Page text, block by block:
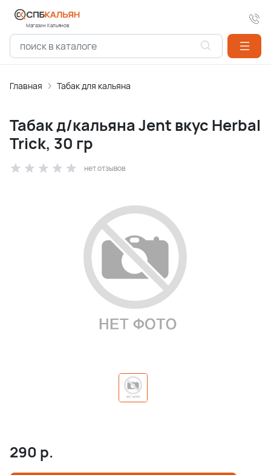
Магазин Кальянов
Главная Табак для кальяна
Табак д/кальяна Jent вкус Herbal
Trick, 30 гр
нет отзывов
290 р.